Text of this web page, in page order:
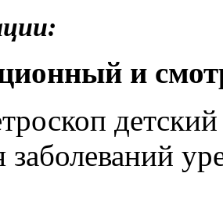
и
заболеваний